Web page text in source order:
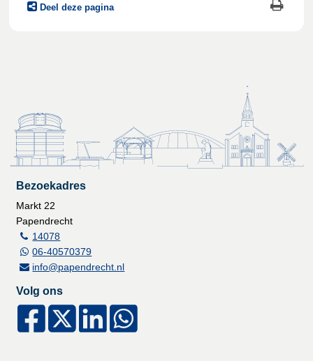
Deel deze pagina
Bezoekadres
Markt 22
Papendrecht
14078
06-40570379
info@papendrecht.nl
Volg ons